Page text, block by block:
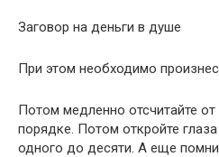
Заговор на деньги в душе
При этом необходимо
Потом медленно отсчитайте
порядке. Потом откройте
одного до десяти. А еще